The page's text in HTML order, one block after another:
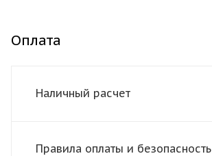
Оплата
Наличный расчет
Правила оплаты и безопасность